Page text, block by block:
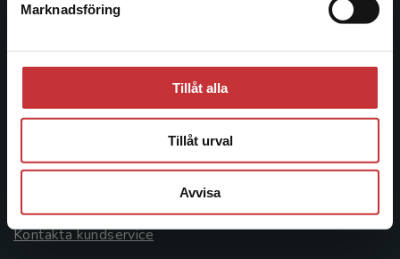
Marknadsföring
Tillåt alla
Tillåt urval
Avvisa
Postadress:
221 00 Lund
Besöksadress:
Åkergränden 1
Kontakta kundservice